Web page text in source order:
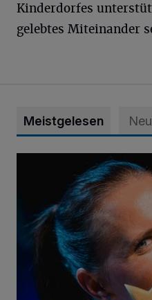
Kinderdorfes
gelebtes Miteinander
Meistgelesen
Von der Streife auf die